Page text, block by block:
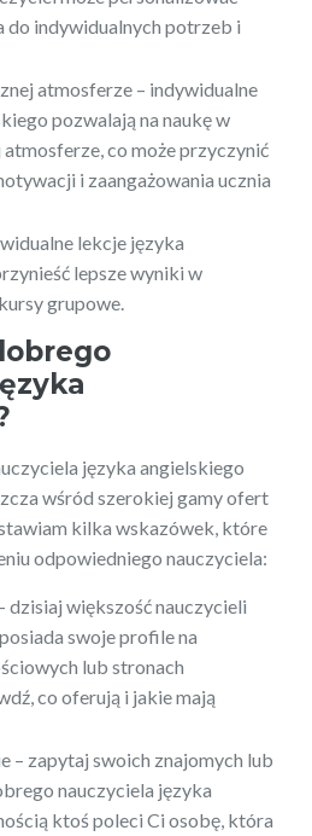
do indywidualnych potrzeb i
atmosferze – indywidualne
pozwalają na naukę w
co może przyczynić
i zaangażowania ucznia
lekcje języka
lepsze wyniki w
grupowe.
języka angielskiego
wśród szerokiej gamy ofert
kilka wskazówek, które
odpowiedniego nauczyciela:
dzisiaj większość nauczycieli
swoje profile na
lub stronach
co oferują i jakie mają
– zapytaj swoich znajomych lub
nauczyciela języka
ktoś poleci Ci osobę, która